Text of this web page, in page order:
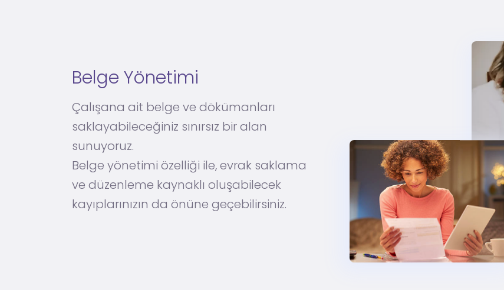
Belge Yönetimi
Çalışana ait belge ve dökümanları
saklayabileceğiniz sınırsız bir alan
sunuyoruz.
Belge yönetimi özelliği ile, evrak saklama
ve düzenleme kaynaklı oluşabilecek
kayıplarınızın da önüne geçebilirsiniz.